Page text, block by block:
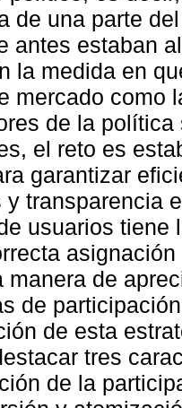
de una parte
antes estaban
la medida en
mercado como
de la
el reto es
garantizar
y transparencia
usuarios tiene
manera de
de
de esta
tres
de la